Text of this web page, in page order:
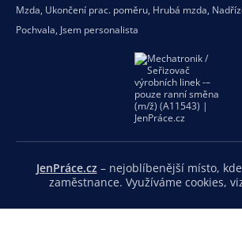
Mzda, Ukončení prac. poměru, Hrubá mzda,
Pochvala, Jsem personalista
JenPráce.cz – nejoblíbenější místo,
zaměstnance. Využíváme cookies,